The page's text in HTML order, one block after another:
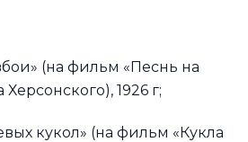
(на фильм «Песнь на
1926 г;
кукол» (на фильм «Кукла